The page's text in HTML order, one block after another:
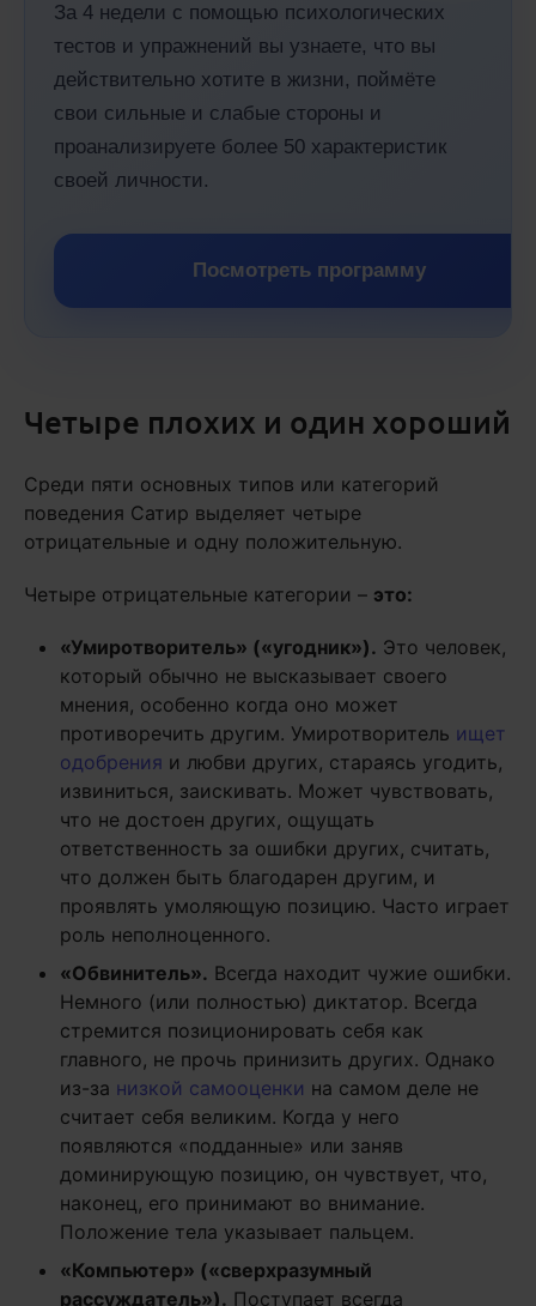
За 4 недели с помощью психологических
тестов и упражнений вы узнаете, что вы
действительно хотите в жизни, поймёте
свои сильные и слабые стороны и
проанализируете более 50 характеристик
своей личности.
Посмотреть программу
Четыре плохих и один хороший
Среди пяти основных типов или категорий
поведения Сатир выделяет четыре
отрицательные и одну положительную.
Четыре отрицательные категории – это:
«Умиротворитель» («угодник»). Это человек,
который обычно не высказывает своего
мнения, особенно когда оно может
противоречить другим. Умиротворитель ищет
одобрения и любви других, стараясь угодить,
извиниться, заискивать. Может чувствовать,
что не достоен других, ощущать
ответственность за ошибки других, считать,
что должен быть благодарен другим, и
проявлять умоляющую позицию. Часто играет
роль неполноценного.
«Обвинитель». Всегда находит чужие ошибки.
Немного (или полностью) диктатор. Всегда
стремится позиционировать себя как
главного, не прочь принизить других. Однако
из-за низкой самооценки на самом деле не
считает себя великим. Когда у него
появляются «подданные» или заняв
доминирующую позицию, он чувствует, что,
наконец, его принимают во внимание.
Положение тела указывает пальцем.
«Компьютер» («сверхразумный
рассуждатель»). Поступает всегда